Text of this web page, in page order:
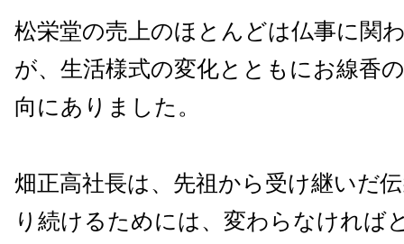
松栄堂の売上のほとんどは仏事に関
が、生活様式の変化とともにお線香
向にありました。
畑正高社長は、先祖から受け継いだ
り続けるためには、変わらなければ